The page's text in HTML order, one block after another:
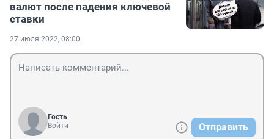
валют после падения ключевой
ставки
27 июля 2022, 08:00
Гость
Войти
Отправить